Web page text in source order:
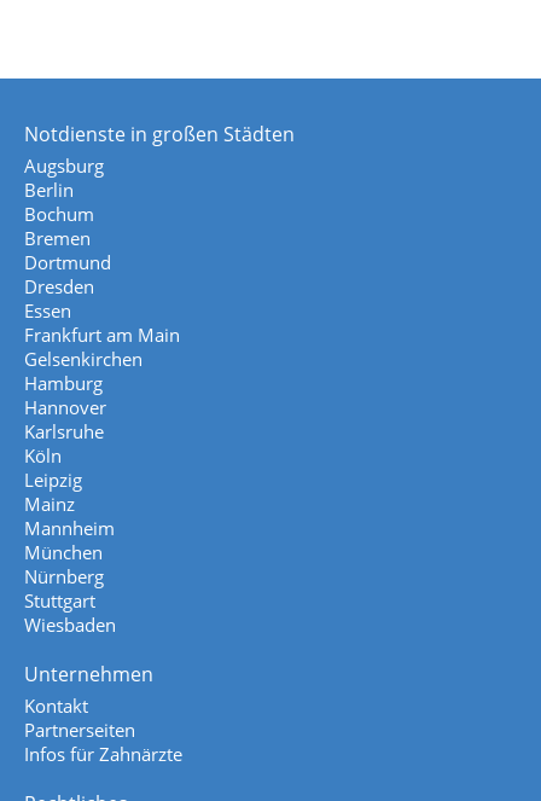
Notdienste in großen Städten
Augsburg
Berlin
Bochum
Bremen
Dortmund
Dresden
Essen
Frankfurt am Main
Gelsenkirchen
Hamburg
Hannover
Karlsruhe
Köln
Leipzig
Mainz
Mannheim
München
Nürnberg
Stuttgart
Wiesbaden
Unternehmen
Kontakt
Partnerseiten
Infos für Zahnärzte